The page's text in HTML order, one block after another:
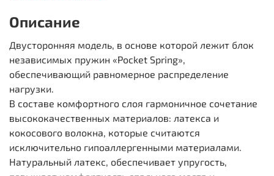
Описание
Двусторонняя модель, в основе которой лежит блок
независимых пружин «Pocket Spring»,
обеспечивающий равномерное распределение
нагрузки.
В составе комфортного слоя гармоничное сочетание
высококачественных материалов: латекса и
кокосового волокна, которые считаются
исключительно гипоаллергенными материалами.
Натуральный латекс, обеспечивает упругость,